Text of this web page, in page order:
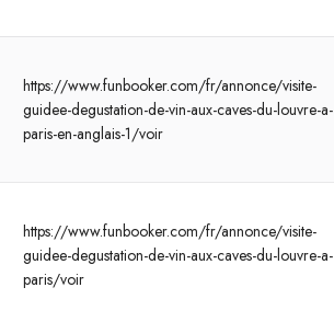
https://www.funbooker.com/fr/annonce/visite-
guidee-degustation-de-vin-aux-caves-du-louvre-a-
paris-en-anglais-1/voir
https://www.funbooker.com/fr/annonce/visite-
guidee-degustation-de-vin-aux-caves-du-louvre-a-
paris/voir